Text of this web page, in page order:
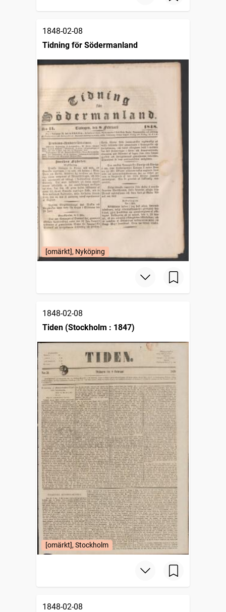
1848-02-08
Tidning för Södermanland
[omärkt], Nyköping
1848-02-08
Tiden (Stockholm : 1847)
[omärkt], Stockholm
1848-02-08